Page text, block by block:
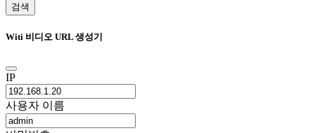
검색
Witi 비디오 URL 생성기
IP
사용자 이름